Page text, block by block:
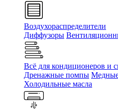
Воздухораспределители
Диффузоры
Всё для кондиционеров и
Дренажные помпы
Холодильные масла